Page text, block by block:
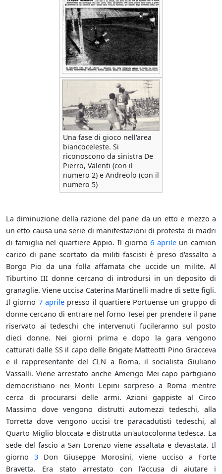
Una fase di gioco nell'area
biancoceleste. Si
riconoscono da sinistra De
Pierro, Valenti (con il
numero 2) e Andreolo (con il
numero 5)
La diminuzione della razione del pane da un etto e mezzo a
un etto causa una serie di manifestazioni di protesta di madri
di famiglia nel quartiere Appio. Il giorno6 aprileun camion
carico di pane scortato da militi fascisti è preso d'assalto a
Borgo Pio da una folla affamata che uccide un milite. Al
Tiburtino III donne cercano di introdursi in un deposito di
granaglie. Viene uccisa Caterina Martinelli madre di sette figli.
Il giorno 7 aprilepresso il quartiere Portuense un gruppo di
donne cercano di entrare nel forno Tesei per prendere il pane
riservato ai tedeschi che intervenuti fucileranno sul posto
dieci donne. Nei giorni prima e dopo la gara vengono
catturati dalle SS il capo delle Brigate Matteotti Pino Gracceva
e il rappresentante del CLN a Roma, il socialista Giuliano
Vassalli. Viene arrestato anche Amerigo Mei capo partigiano
democristiano nei Monti Lepini sorpreso a Roma mentre
cerca di procurarsi delle armi. Azioni gappiste al Circo
Massimo dove vengono distrutti automezzi tedeschi, alla
Torretta dove vengono uccisi tre paracadutisti tedeschi, al
Quarto Miglio bloccata e distrutta un'autocolonna tedesca. La
sede del fascio a San Lorenzo viene assaltata e devastata. Il
giorno 3 Don Giuseppe Morosini, viene ucciso a Forte
Bravetta. Era stato arrestato con l'accusa di aiutare i